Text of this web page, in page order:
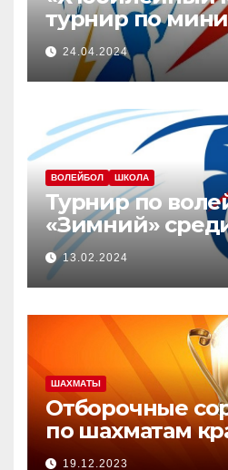
турнир по
среди мужских
посвященный
Юдич»
24.04.2024
ВОЛЕЙБОЛ ШКОЛА
Турнир по
«Зимний»
2008-2010 г.р.
13.02.2024
ШАХМАТЫ
Отборочные
по шахматам
зимней
19.12.2023